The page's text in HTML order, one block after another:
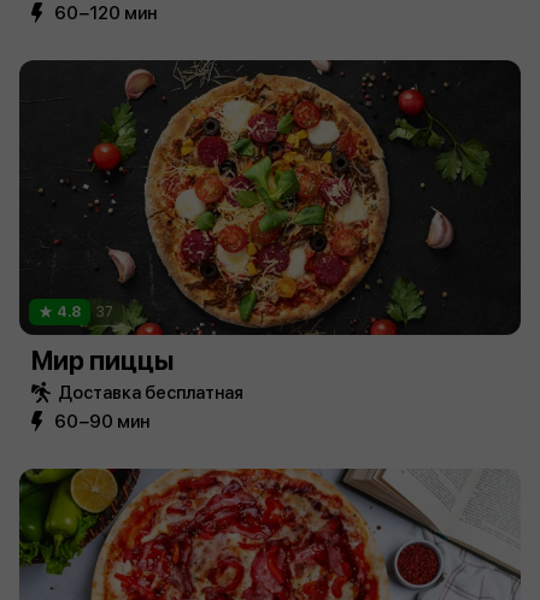
60−120 мин
4.8 37
Мир пиццы
Доставка бесплатная
60−90 мин